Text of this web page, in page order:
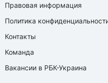
Правовая информация
Политика
Контакты
Команда
Вакансии в РБК-Украина